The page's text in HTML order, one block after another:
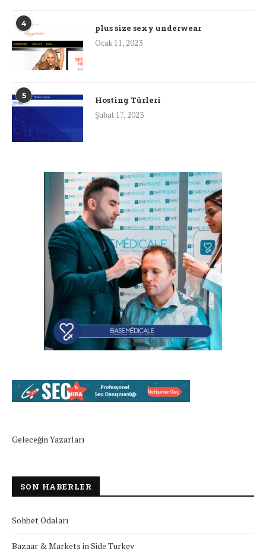
4
plus size sexy underwear
Ocak 11, 2023
5
Hosting Türleri
Şubat 17, 2023
Geleceğin Yazarları
SON HABERLER
Sohbet Odaları
Bazaar & Markets in Side Turkey